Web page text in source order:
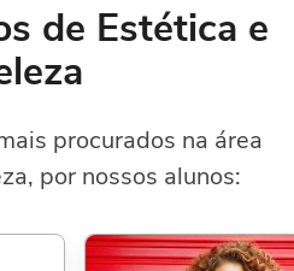
de Estética e
procurados na área
por nossos alunos: